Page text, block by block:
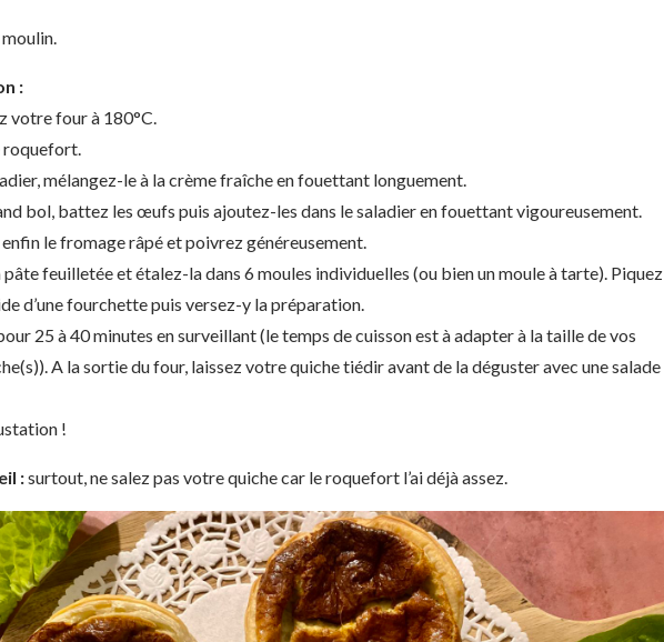
:
votre four à 180°C.
roquefort.
mélangez-le à la crème fraîche en fouettant longuement.
bol, battez les œufs puis ajoutez-les dans le saladier en fouettant vigoureusement.
le fromage râpé et poivrez généreusement.
feuilletée et étalez-la dans 6 moules individuelles (ou bien un moule à tarte). Piquez
d’une fourchette puis versez-y la préparation.
25 à 40 minutes en surveillant (le temps de cuisson est à adapter à la taille de vos
A la sortie du four, laissez votre quiche tiédir avant de la déguster avec une salade
!
:surtout, ne salez pas votre quiche car le roquefort l’ai déjà assez.